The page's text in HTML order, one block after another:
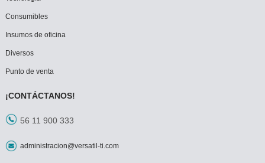
Consumibles
Insumos de oficina
Diversos
Punto de venta
¡CONTÁCTANOS!
56 11 900 333
administracion@versatil-ti.com